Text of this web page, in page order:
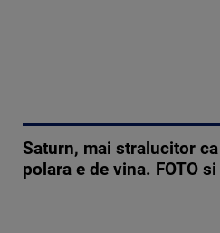
Saturn, mai stralucitor
polara e de vina. FOTO si